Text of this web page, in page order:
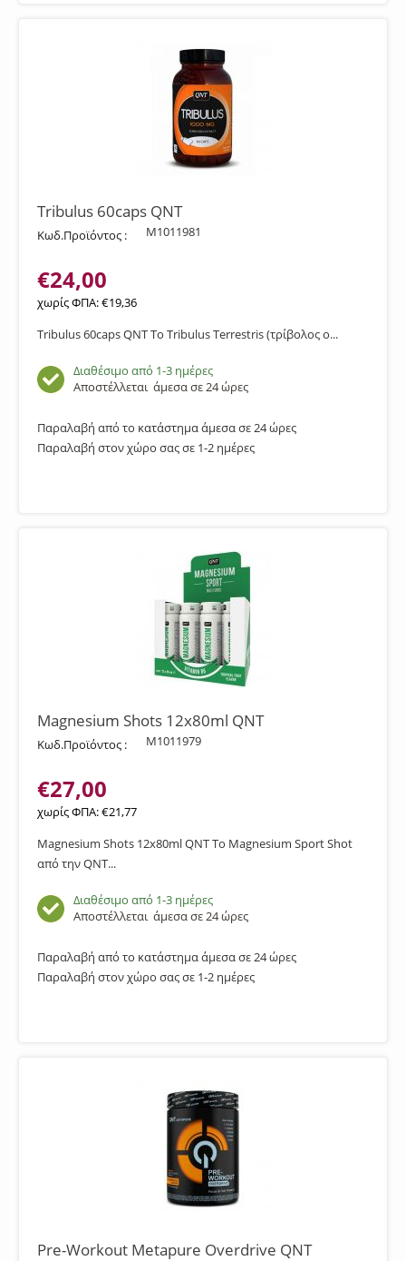
Tribulus 60caps QNT
Κωδ.Προϊόντος : M1011981
€24,00
χωρίς ΦΠΑ:€19,36
Tribulus 60caps QNT Το Tribulus Terrestris (τρίβολος ο...
Διαθέσιμο από 1-3 ημέρες
Αποστέλλεται άμεσα σε 24 ώρες
Παραλαβή από το κατάστημα άμεσα σε 24 ώρες
Παραλαβή στον χώρο σας σε 1-2 ημέρες
Magnesium Shots 12x80ml QNT
Κωδ.Προϊόντος : M1011979
€27,00
χωρίς ΦΠΑ:€21,77
Magnesium Shots 12x80ml QNT Το Magnesium Sport Shot
από την QNT...
Διαθέσιμο από 1-3 ημέρες
Αποστέλλεται άμεσα σε 24 ώρες
Παραλαβή από το κατάστημα άμεσα σε 24 ώρες
Παραλαβή στον χώρο σας σε 1-2 ημέρες
Pre-Workout Metapure Overdrive QNT